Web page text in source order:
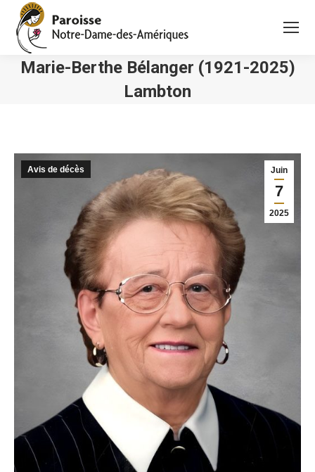
Marie-Berthe Bélanger (1921-2025)
Lambton
Juin
7
2025
Avis de décès